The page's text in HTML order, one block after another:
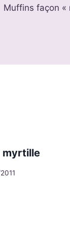
Muffins façon «
myrtille